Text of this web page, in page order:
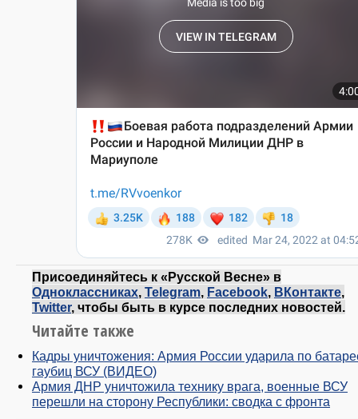
Присоединяйтесь к «Русской Весне» в
Одноклассниках, Telegram, Facebook, ВКонтакте,
Twitter, чтобы быть в курсе последних новостей.
Читайте также
Кадры уничтожения: Армия России ударила по
гаубиц ВСУ (ВИДЕО)
Армия ДНР уничтожила технику врага, военные ВСУ
перешли на сторону Республики: сводка с фронта